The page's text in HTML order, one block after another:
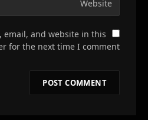
email, and website in this
for the next time I comment.